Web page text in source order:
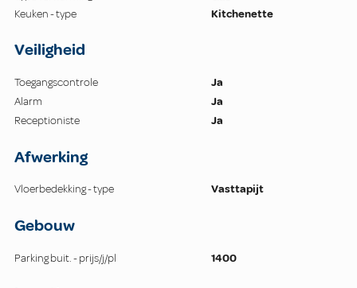
Keuken - type
Kitchenette
Veiligheid
Toegangscontrole
Ja
Alarm
Ja
Receptioniste
Ja
Afwerking
Vloerbedekking - type Vasttapijt
Gebouw
Parking buit. - prijs/j/pl 1400